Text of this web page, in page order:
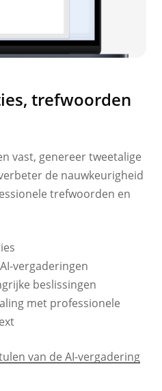
trefwoorden
vast, genereer tweetalige
de nauwkeurigheid
trefwoorden en
vergaderingen
beslissingen
met professionele
van de AI-vergadering